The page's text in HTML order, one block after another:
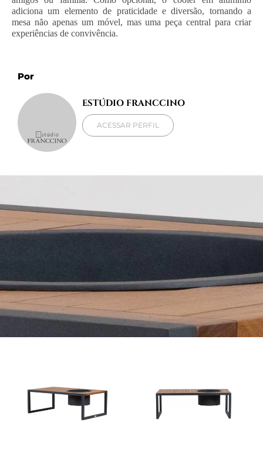
adiciona um elemento de praticidade e diversão, tornando a
mesa não apenas um móvel, mas uma peça central para criar
experiências de convivência.
Por
ESTÚDIO FRANCCINO
ACESSAR PERFIL